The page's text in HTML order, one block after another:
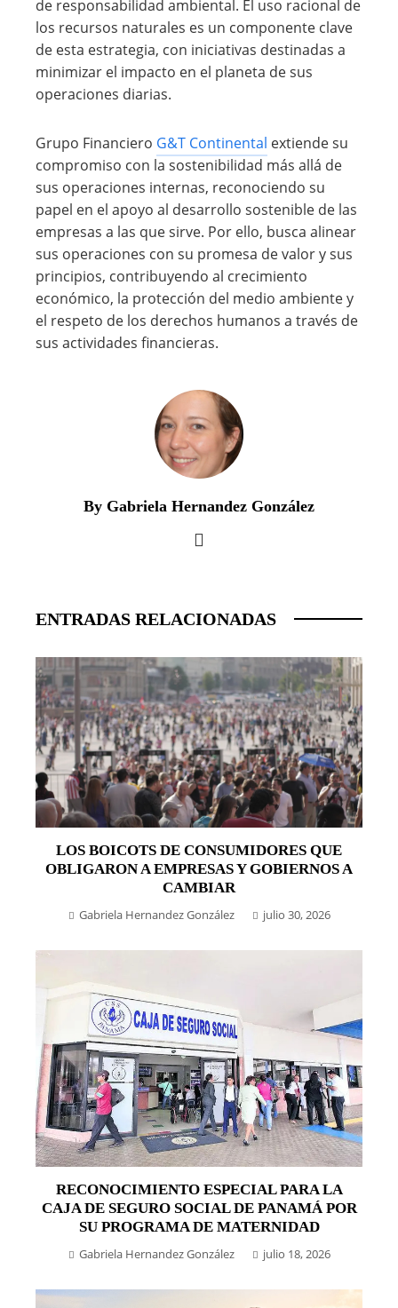
de responsabilidad ambiental. El uso racional de
los recursos naturales es un componente clave
de esta estrategia, con iniciativas destinadas a
minimizar el impacto en el planeta de sus
operaciones diarias.
Grupo Financiero G&T Continental extiende su
compromiso con la sostenibilidad más allá de
sus operaciones internas, reconociendo su
papel en el apoyo al desarrollo sostenible de las
empresas a las que sirve. Por ello, busca alinear
sus operaciones con su promesa de valor y sus
principios, contribuyendo al crecimiento
económico, la protección del medio ambiente y
el respeto de los derechos humanos a través de
sus actividades financieras.
By Gabriela Hernandez González
ENTRADAS RELACIONADAS
LOS BOICOTS DE CONSUMIDORES QUE
OBLIGARON A EMPRESAS Y GOBIERNOS A
CAMBIAR
Gabriela Hernandez González julio 30, 2026
RECONOCIMIENTO ESPECIAL PARA LA
CAJA DE SEGURO SOCIAL DE PANAMÁ POR
SU PROGRAMA DE MATERNIDAD
Gabriela Hernandez González julio 18, 2026